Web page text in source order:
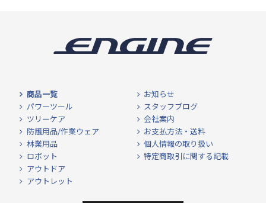
商品一覧
パワーツール
ツリーケア
防護用品/作業ウェア
林業用品
ロボット
アウトドア
アウトレット
お知らせ
スタッフブログ
会社案内
お支払方法・送料
個人情報の取り扱い
特定商取引に関する記載